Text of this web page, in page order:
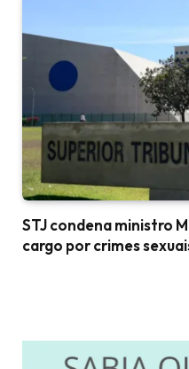
STJ condena ministro
cargo por crimes